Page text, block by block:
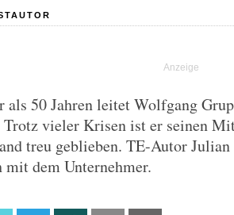
als 50 Jahren leitet Wolfgang
vieler Krisen ist er seinen
treu geblieben. TE-Autor
mit dem Unternehmer.